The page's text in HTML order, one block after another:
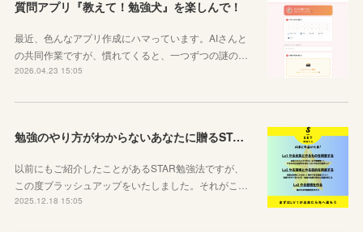
質問アプリ『教えて！勉強犬』を楽しんで！
最近、色んなアプリ作成にハマっています。AIさんと
の共同作業ですが、慣れてくると、一つずつの謎の…
2026.04.23 15:05
勉強のやり方がわからないあなたに贈るSTAR勉強法
以前にもご紹介したことがあるSTAR勉強法ですが、
この度ブラッシュアップをいたしました。それがこ…
2025.12.18 15:05